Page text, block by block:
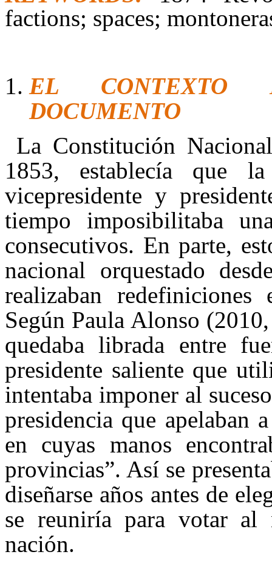
factions; spaces;
EL CONTEXTO
DOCUMENTO
La Constitución
1853, establecía que
vicepresidente y
tiempo imposibilitaba
consecutivos. En parte,
nacional orquestado
realizaban
Según Paula Alonso
quedaba librada entre
presidente saliente que
intentaba imponer al
presidencia que apelaban
en cuyas manos
provincias”. Así se
diseñarse años antes de
se reuniría para votar al
nación.